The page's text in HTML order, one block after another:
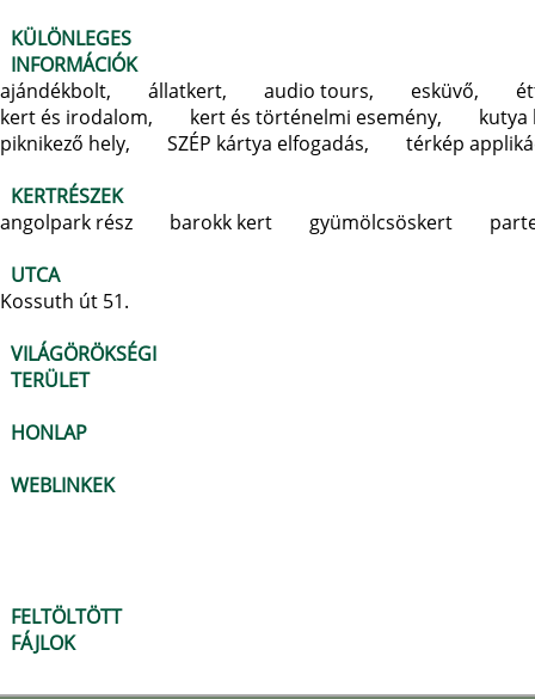
KÜLÖNLEGES
INFORMÁCIÓK
ajándékbolt,
állatkert, audio tours, esküvő,
kert és irodalom,
kert és történelmi esemény,
kutya
piknikező hely,
SZÉP kártya elfogadás,
térkép
KERTRÉSZEK
angolpark rész
barokk kert gyümölcsöskert
UTCA
Kossuth út 51.
VILÁGÖRÖKSÉGI
TERÜLET
HONLAP
WEBLINKEK
FELTÖLTÖTT
FÁJLOK